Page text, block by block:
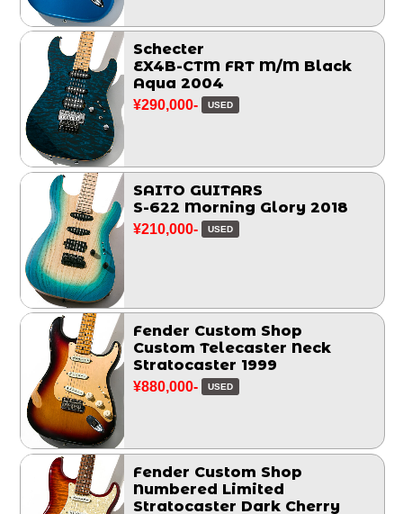
Schecter
EX4B-CTM FRT M/M Black
Aqua 2004
¥290,000- USED
SAITO GUITARS
S-622 Morning Glory 2018
¥210,000- USED
Fender Custom Shop
Custom Telecaster Neck
Stratocaster 1999
¥880,000- USED
Fender Custom Shop
Numbered Limited
Stratocaster Dark Cherry